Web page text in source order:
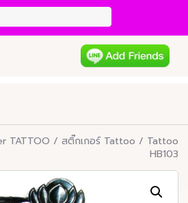
TATTOO / สติ๊กเกอร์ Tattoo / Tattoo
HB103